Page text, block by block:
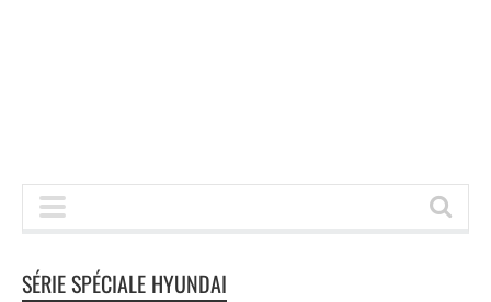
SÉRIE SPÉCIALE HYUNDAI